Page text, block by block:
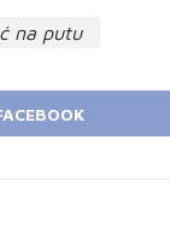
na putu